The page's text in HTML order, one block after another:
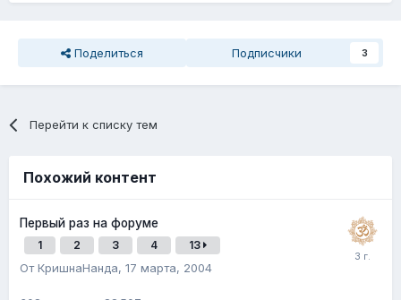
Поделиться Подписчики 3
Перейти к списку тем
Похожий контент
Первый раз на форуме
1 2 3 4 13
От КришнаНанда, 17 марта, 2004